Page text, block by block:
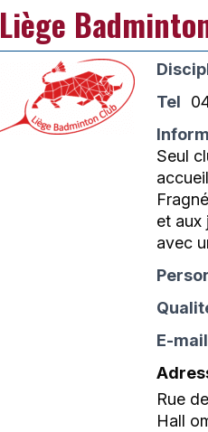
Liège
Tel
Seul
et aux
avec
E-mail
Rue
Hall